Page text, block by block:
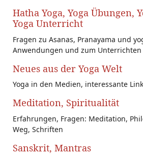
Hatha Yoga, Yoga Übungen,
Yoga Unterricht
Fragen zu Asanas, Pranayama und
Anwendungen und zum Unterrichten
Neues aus der Yoga Welt
Yoga in den Medien, interessante
Meditation, Spiritualität
Erfahrungen, Fragen: Meditation,
Weg, Schriften
Sanskrit, Mantras